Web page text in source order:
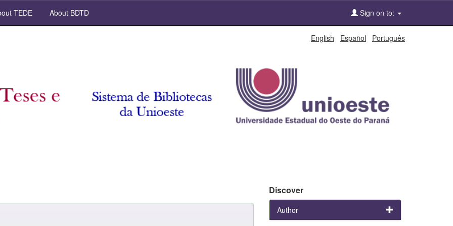
TEDE About BDTD Sign on to:
English Español Português
Discover
Author